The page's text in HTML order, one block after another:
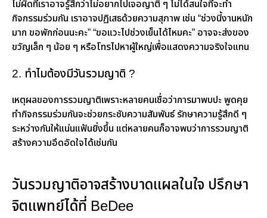
ไม่ผิดที่เราอาจรู้สึกว่าไม่อยากไปเจอญาติ ๆ ไม่ได้สนใจที่จะทำ
กิจกรรมร่วมกัน เราอาจปฏิเสธด้วยความสุภาพ เช่น “ช่วงนี้งานหนัก
มาก ขอพักก่อนนะคะ” “ขอแวะไปช่วงเย็นได้ไหมคะ” อาจจะส่งของ
ขวัญเล็ก ๆ น้อย ๆ หรือโทรไปหาผู้ใหญ่เพื่อแสดงความจริงใจแทน
2. ทำไมต้องมีวันรวมญาติ ?
เหตุผลของการรวมญาติเพราะหลายคนเชื่อว่าการมาพบปะ พูดคุย
ทำกิจกรรมร่วมกันจะช่วยกระชับความสัมพันธ์ รักษาความรู้สึกดี ๆ
ระหว่างกันให้แน่นแฟ้นยิ่งขึ้น แต่หลายคนก็อาจพบว่าการรวมญาติ
สร้างความอึดอัดใจได้เช่นกัน
วันรวมญาติอาจสร้างบาดแผลในใจ ปรึกษา
จิตแพทย์ได้ที่ BeDee